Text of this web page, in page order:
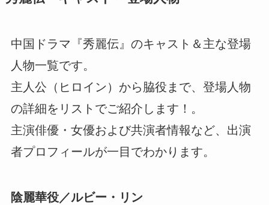
中国ドラマ『秀麗伝』のキャスト＆主な登場
人物一覧です。
主人公（ヒロイン）から脇役まで、登場人物
の詳細をリストでご紹介します！。
主演俳優・女優および共演者情報など、出演
者プロフィールが一目でわかります。
陰麗華役／ルビー・リン